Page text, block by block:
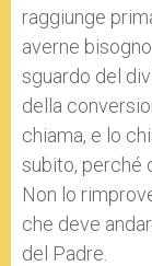
raggiunge
averne
sguardo del
della
chiama, e lo
subito, perché
Non lo
che deve
del Padre.